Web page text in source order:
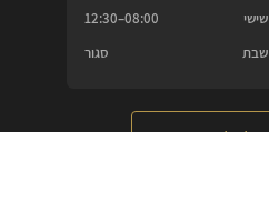
שישי
08:00–12:30
שבת
סגור
שלח לנו הודעה ←